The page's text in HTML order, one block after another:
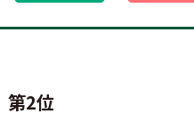
第2位